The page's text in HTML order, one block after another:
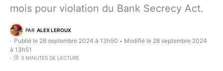
mois pour violation du Bank Secrecy Act.
PAR ALEX LEROUX
Publié le 28 septembre 2024 à 13h50 • Modifié le 28 septembre 2024
à 13h51
3 MINUTES DE LECTURE